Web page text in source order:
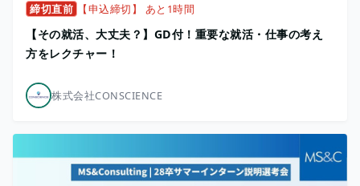
締切直前 【申込締切】 あと1時間
【その就活、大丈夫？】GD付！重要な就活・仕事の考え
方をレクチャー！
株式会社CONSCIENCE